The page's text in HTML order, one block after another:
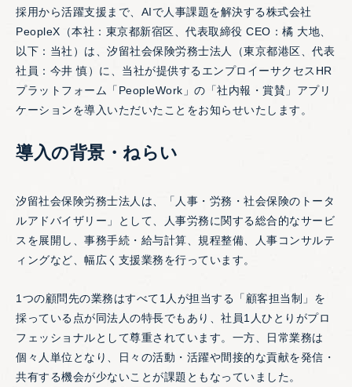
採用から活躍支援まで、AIで人事課題を解決する株式会社
PeopleX（本社：東京都新宿区、代表取締役 CEO：橘 大地、
以下：当社）は、汐留社会保険労務士法人（東京都港区、代表
社員：今井 慎）に、当社が提供するエンプロイーサクセスHR
プラットフォーム「PeopleWork」の「社内報・賞賛」アプリ
ケーションを導入いただいたことをお知らせいたします。
導入の背景・ねらい
汐留社会保険労務士法人は、「人事・労務・社会保険のトータ
ルアドバイザリー」として、人事労務に関する総合的なサービ
スを展開し、事務手続・給与計算、規程整備、人事コンサルテ
ィングなど、幅広く支援業務を行っています。
1つの顧問先の業務はすべて1人が担当する「顧客担当制」を
採っている点が同法人の特長でもあり、社員1人ひとりがプロ
フェッショナルとして尊重されています。一方、日常業務は
個々人単位となり、日々の活動・活躍や間接的な貢献を発信・
共有する機会が少ないことが課題ともなっていました。